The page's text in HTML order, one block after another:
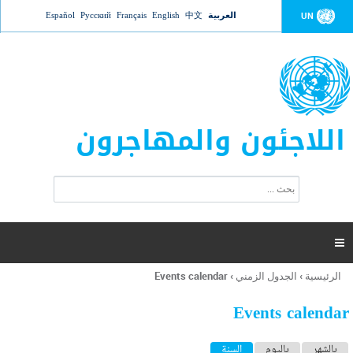
Jump to navigation UN العربية 中文
English
Français
Русский
Español
اللاجئون والمهاجرون
ت
ر
ل
ح
ب

أنت
هنا
الرئيسية › الجدول الزمني ›
Events calendar
Events calendar